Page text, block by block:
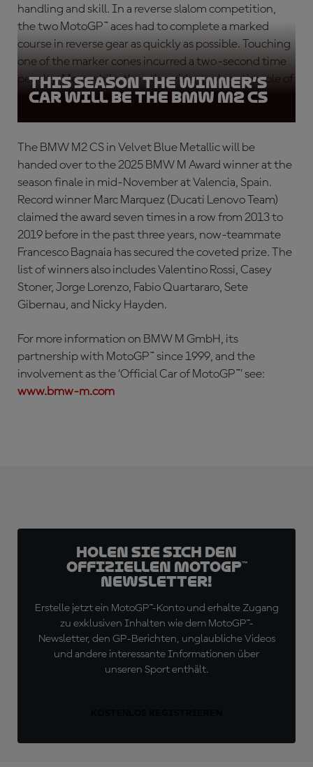
handling and skill. In a reverse slalom competition,
the two MotoGP™ aces had to complete a marked
course in reverse gear as quickly as possible. Touching
one of the marker cones incurred a two-second time
penalty. Meanwhile, the other rider took on the role of
commentator and gave live play-by-play of the “race.”
This season the winner’s
car will be the BMW M2 CS
The BMW M2 CS in Velvet Blue Metallic will be
handed over to the 2025 BMW M Award winner at the
season finale in mid-November at Valencia, Spain.
Record winner Marc Marquez (Ducati Lenovo Team)
claimed the award seven times in a row from 2013 to
2019 before in the past three years, now-teammate
Francesco Bagnaia has secured the coveted prize. The
list of winners also includes Valentino Rossi, Casey
Stoner, Jorge Lorenzo, Fabio Quartararo, Sete
Gibernau, and Nicky Hayden.
For more information on BMW M GmbH, its
partnership with MotoGP™ since 1999, and the
involvement as the ‘Official Car of MotoGP™’ see:
www.bmw-m.com
Holen Sie sich den
offiziellen MotoGP™
Newsletter!
Erstelle jetzt ein MotoGP™-Konto und erhalte Zugang
zu exklusiven Inhalten wie dem MotoGP™-
Newsletter, den GP-Berichten, unglaubliche Videos
und andere interessante Informationen über
unseren Sport enthält.